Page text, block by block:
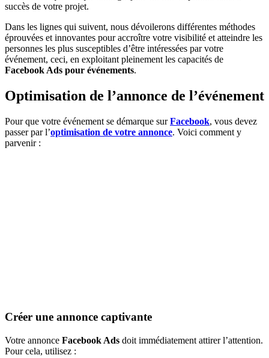
succès de votre projet.
Dans les lignes qui suivent, nous dévoilerons différentes méthodes
éprouvées et innovantes pour accroître votre visibilité et atteindre les
personnes les plus susceptibles d’être intéressées par votre
événement, ceci, en exploitant pleinement les capacités de
Facebook Ads pour événements.
Optimisation de l’annonce de l’événement
Pour que votre événement se démarque surFacebook, vous devez
passer par l’optimisation de votre annonce. Voici comment y
parvenir :
Créer une annonce captivante
Votre annonce Facebook Ads doit immédiatement attirer l’attention.
Pour cela, utilisez :